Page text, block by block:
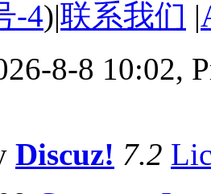
-4)|联系我们 |
8-8 10:02,
Discuz! 7.2